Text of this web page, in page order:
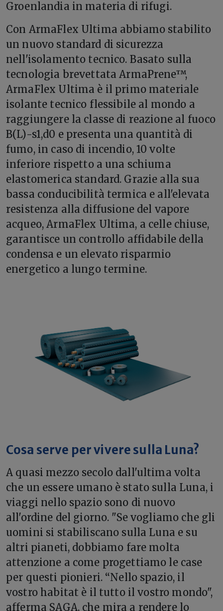
Groenlandia in materia di rifugi.
Con ArmaFlex Ultima abbiamo stabilito
un nuovo standard di sicurezza
nell'isolamento tecnico. Basato sulla
tecnologia brevettata ArmaPrene™,
ArmaFlex Ultima è il primo materiale
isolante tecnico flessibile al mondo a
raggiungere la classe di reazione al fuoco
B(L)-s1,d0 e presenta una quantità di
fumo, in caso di incendio, 10 volte
inferiore rispetto a una schiuma
elastomerica standard. Grazie alla sua
bassa conducibilità termica e all'elevata
resistenza alla diffusione del vapore
acqueo, ArmaFlex Ultima, a celle chiuse,
garantisce un controllo affidabile della
condensa e un elevato risparmio
energetico a lungo termine.
Cosa serve per vivere sulla Luna?
A quasi mezzo secolo dall'ultima volta
che un essere umano è stato sulla Luna, i
viaggi nello spazio sono di nuovo
all'ordine del giorno. "Se vogliamo che gli
uomini si stabiliscano sulla Luna e su
altri pianeti, dobbiamo fare molta
attenzione a come progettiamo le case
per questi pionieri. “Nello spazio, il
vostro habitat è il tutto il vostro mondo",
afferma SAGA, che mira a rendere lo